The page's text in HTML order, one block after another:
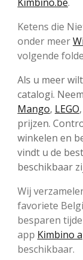
Ketens die
onder meer
volgende
Als u meer
catalogi.
Mango, LEGO,
prijzen.
winkelen en
vindt u de
beschikbaar
Wij
favoriete
besparen
app Kimbino
beschikbaar.